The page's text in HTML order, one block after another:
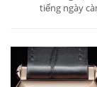
tiếng ngày